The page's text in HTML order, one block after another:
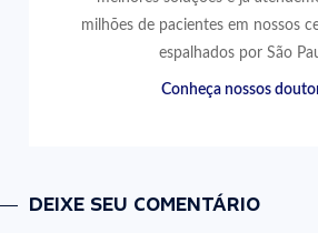
milhões de pacientes em nossos
espalhados por São
Conheça nossos
DEIXE SEU COMENTÁRIO